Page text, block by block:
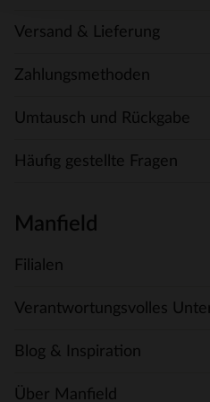
Versand & Lieferung
Zahlungsmethoden
Umtausch und Rückgabe
Häufig gestellte Fragen
Manfield
Filialen
Verantwortungsvolles
Blog & Inspiration
Über Manfield